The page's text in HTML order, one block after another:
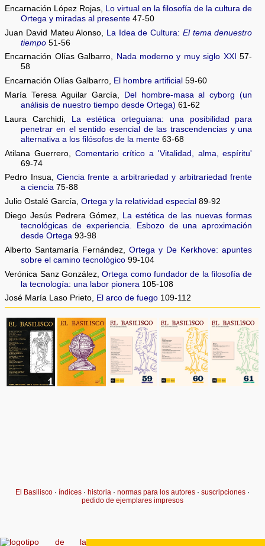
Encarnación López Rojas,
Lo virtual en la filosofía de la cultura de
Ortega y miradas al presente 47-50
Juan David Mateu Alonso, La Idea de Cultura: El tema denuestro
tiempo 51-56
Encarnación Olías Galbarro, Nada moderno y muy siglo XXI 57-
58
Encarnación Olías Galbarro, El hombre artificial 59-60
María Teresa Aguilar García,
Del hombre-masa al cyborg (un
análisis de nuestro tiempo desde Ortega) 61-62
Laura Carchidi,
La estética orteguiana: una posibilidad para
penetrar en el sentido esencial de las trascendencias y una
alternativa a los filósofos de la mente 63-68
Atilana Guerrero, Comentario crítico a 'Vitalidad, alma, espíritu'
69-74
Pedro Insua, Ciencia frente a arbitrariedad y arbitrariedad frente
a ciencia 75-88
Julio Ostalé García,Ortega y la relatividad especial 89-92
Diego Jesús Pedrera Gómez, La estética de las nuevas formas
tecnológicas de experiencia. Esbozo de una aproximación
desde Ortega 93-98
Alberto Santamaría Fernández,Ortega y De Kerkhove: apuntes
sobre el camino tecnológico 99-104
Verónica Sanz González,Ortega como fundador de la filosofía de
la tecnología: una labor pionera 105-108
José María Laso Prieto, El arco de fuego 109-112
El Basilisco · índices · historia · normas para los autores · suscripciones ·
pedido de ejemplares impresos